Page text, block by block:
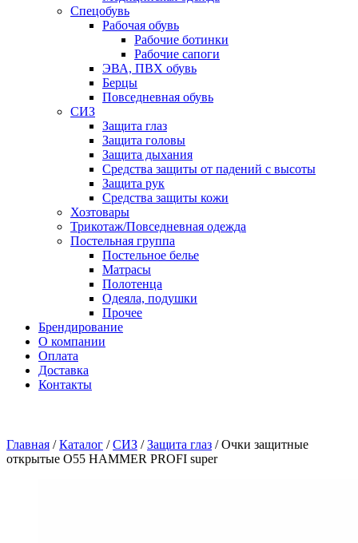
Спецобувь
Рабочая обувь
Рабочие ботинки
Рабочие сапоги
ЭВА, ПВХ обувь
Берцы
Повседневная обувь
СИЗ
Защита глаз
Защита головы
Защита дыхания
Средства защиты от падений с высоты
Защита рук
Средства защиты кожи
Хозтовары
Трикотаж/Повседневная одежда
Постельная группа
Постельное белье
Матрасы
Полотенца
Одеяла, подушки
Прочее
Брендирование
О компании
Оплата
Доставка
Контакты
Главная / Каталог / СИЗ / Защита глаз / Очки защитные
открытые О55 HAMMER PROFI super